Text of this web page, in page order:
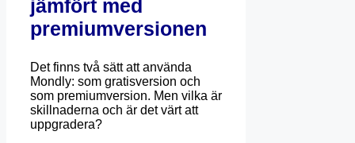
jämfört med
premiumversionen
Det finns två sätt att använda
Mondly: som gratisversion och
som premiumversion. Men vilka är
skillnaderna och är det värt att
uppgradera?